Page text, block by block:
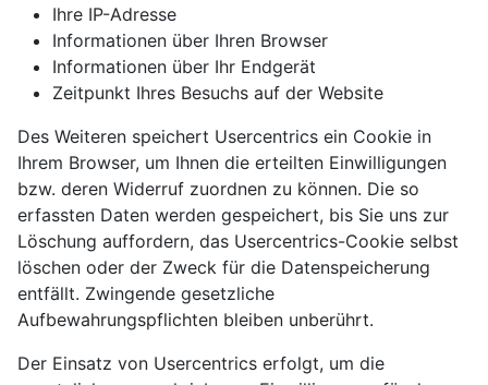
Ihre IP-Adresse
Informationen über Ihren Browser
Informationen über Ihr Endgerät
Zeitpunkt Ihres Besuchs auf der Website
Des Weiteren speichert Usercentrics ein Cookie in
Ihrem Browser, um Ihnen die erteilten Einwilligungen
bzw. deren Widerruf zuordnen zu können. Die so
erfassten Daten werden gespeichert, bis Sie uns zur
Löschung auffordern, das Usercentrics-Cookie selbst
löschen oder der Zweck für die Datenspeicherung
entfällt. Zwingende gesetzliche
Aufbewahrungspflichten bleiben unberührt.
Der Einsatz von Usercentrics erfolgt, um die